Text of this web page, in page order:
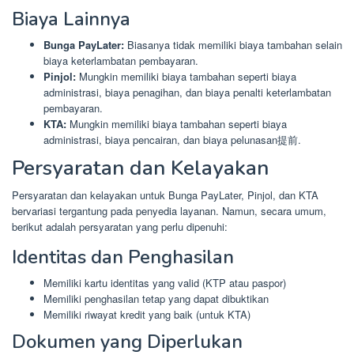
Biaya Lainnya
Bunga PayLater: Biasanya tidak memiliki biaya tambahan selain
biaya keterlambatan pembayaran.
Pinjol: Mungkin memiliki biaya tambahan seperti biaya
administrasi, biaya penagihan, dan biaya penalti keterlambatan
pembayaran.
KTA: Mungkin memiliki biaya tambahan seperti biaya
administrasi, biaya pencairan, dan biaya pelunasan提前.
Persyaratan dan Kelayakan
Persyaratan dan kelayakan untuk Bunga PayLater, Pinjol, dan KTA
bervariasi tergantung pada penyedia layanan. Namun, secara umum,
berikut adalah persyaratan yang perlu dipenuhi:
Identitas dan Penghasilan
Memiliki kartu identitas yang valid (KTP atau paspor)
Memiliki penghasilan tetap yang dapat dibuktikan
Memiliki riwayat kredit yang baik (untuk KTA)
Dokumen yang Diperlukan